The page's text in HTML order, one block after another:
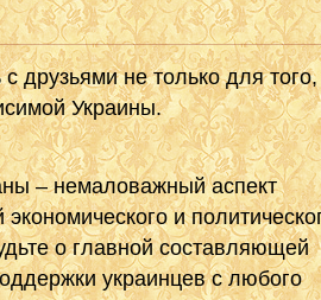
друзьями не только для
Украины.
– немаловажный аспект
и
о главной составляющей
украинцев с любого